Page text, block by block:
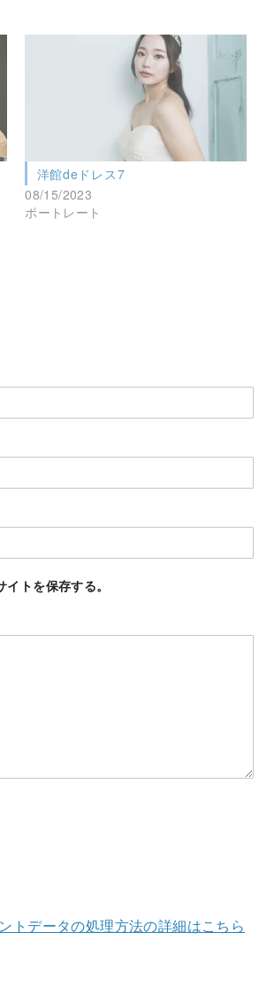
洋館deドレス7
08/15/2023
ポートレート
トを保存する。
トデータの処理方法の詳細はこちら